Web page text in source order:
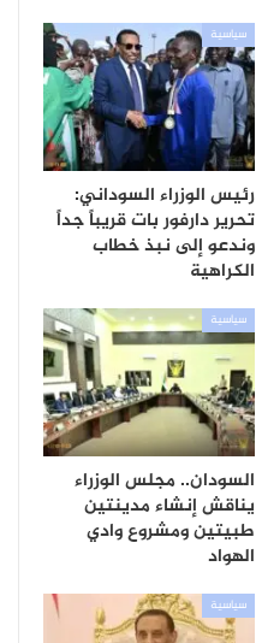
سياسية
رئيس الوزراء السوداني:
تحرير دارفور بات قريباً جداً
وندعو إلى نبذ خطاب
الكراهية
سياسية
السودان.. مجلس الوزراء
يناقش إنشاء مدينتين
طبيتين ومشروع وادي
الهواد
سياسية